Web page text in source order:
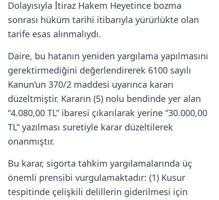
Dolayısıyla İtiraz Hakem Heyetince bozma
sonrası hüküm tarihi itibarıyla yürürlükte olan
tarife esas alınmalıydı.
Daire, bu hatanın yeniden yargılama yapılmasını
gerektirmediğini değerlendirerek 6100 sayılı
Kanun’un 370/2 maddesi uyarınca kararı
düzeltmiştir. Kararın (5) nolu bendinde yer alan
“4.080,00 TL” ibaresi çıkarılarak yerine “30.000,00
TL” yazılması suretiyle karar düzeltilerek
onanmıştır.
Bu karar, sigorta tahkim yargılamalarında üç
önemli prensibi vurgulamaktadır: (1) Kusur
tespitinde çelişkili delillerin giderilmesi için